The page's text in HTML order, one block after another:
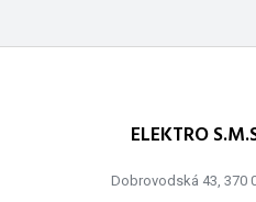
ELEKTRO
Dobrovodská 43, 370